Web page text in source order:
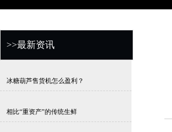
>>最新资讯
冰糖葫芦售货机怎么盈利？
相比“重资产”的传统生鲜